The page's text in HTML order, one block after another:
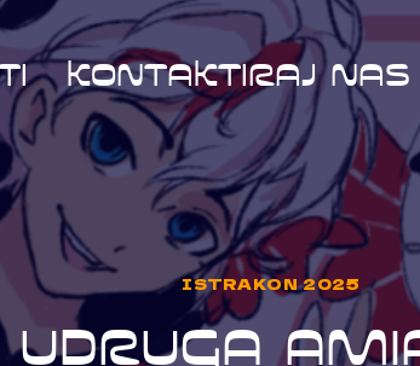
KONTAKTIRAJ NAS
ISTRAKON 2025
UDRUGA